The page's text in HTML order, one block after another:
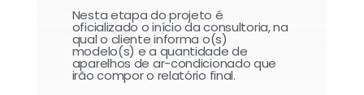
Nesta etapa do projeto é
oficializado o início da consultoria, na
qual o cliente informa o(s)
modelo(s) e a quantidade de
aparelhos de ar-condicionado que
irão compor o relatório final.​